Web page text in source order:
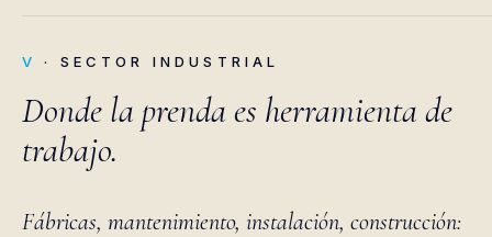
V · SECTOR INDUSTRIAL
Donde la prenda es herramienta de
trabajo.
Fábricas, mantenimiento, instalación, construcción: